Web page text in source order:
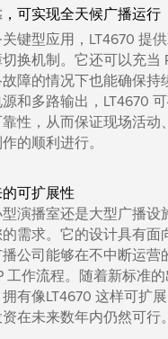
可实现全天候广播运行
键型应用，LT4670 提
换机制。它还可以充当
障的情况下也能确保持
和多路输出，LT4670
性，从而保证现场活动
的顺利进行。
可扩展性
演播室还是大型广播设
需求。它的设计具有面
公司能够在不中断运营
工作流程。随着新标准
有像LT4670 这样可扩
在未来数年内仍然可行。